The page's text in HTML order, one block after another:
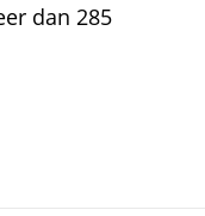
dan 285